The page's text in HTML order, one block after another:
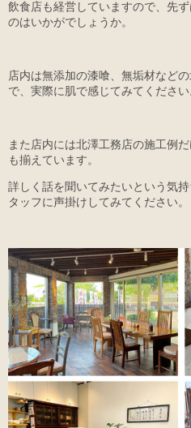
飲食店も経営していますので、先
のはいかがでしょうか。
店内は無添加の漆喰、無垢材など
で、実際に肌で感じてみてください
また店内には北澤工務店の施工例
も揃えています。
詳しく話を聞いてみたいという気
タッフに声掛けしてみてください。